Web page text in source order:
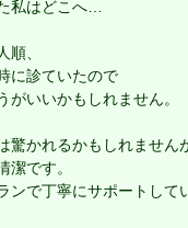
私はどこへ…
順、
に診ていたので
がいいかもしれません。
驚かれるかもしれません
潔です。
ンで丁寧にサポートして